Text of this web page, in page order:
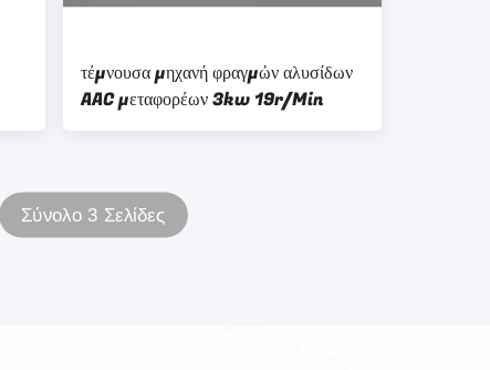
τέμνουσα μηχανή φραγμών αλυσίδων
AAC μεταφορέων 3kw 19r/Min
Σύνολο 3 Σελίδες